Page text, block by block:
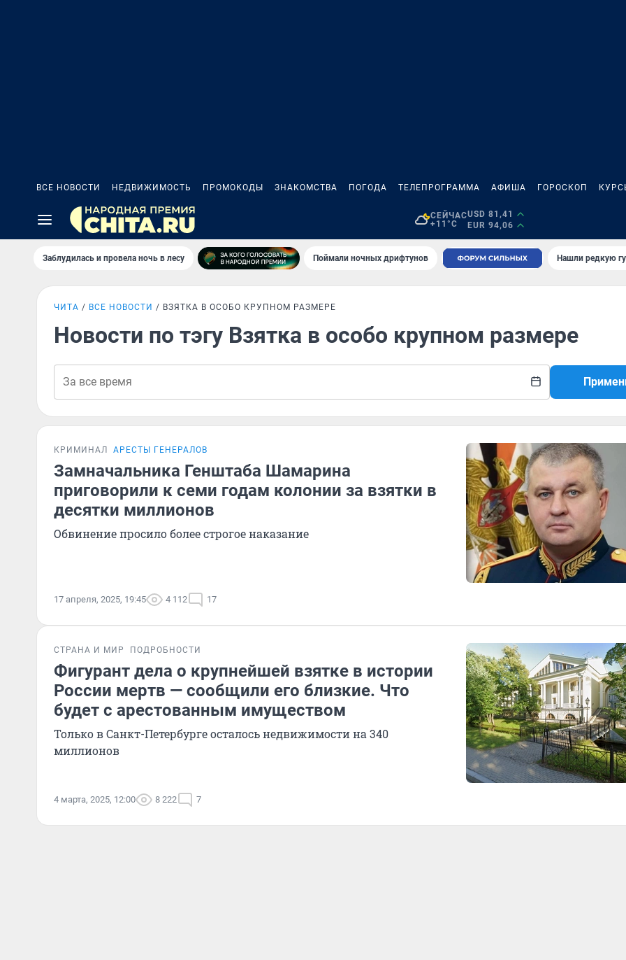
ВСЕ НОВОСТИ НЕДВИЖИМОСТЬ ПРОМОКОДЫ ЗНАКОМСТВА ПОГОДА ТЕЛЕПРОГРАММА АФИША ГОРОСКОП
СЕЙЧАС
+11°C
USD 81,41
EUR 94,06
Заблудилась и провела ночь в лесу Поймали ночных дрифтунов Нашли редкую
ЧИТА ВСЕ НОВОСТИ ВЗЯТКА В ОСОБО КРУПНОМ РАЗМЕРЕ
Новости по тэгу Взятка в особо крупном размере
КРИМИНАЛ АРЕСТЫ ГЕНЕРАЛОВ
Замначальника Генштаба Шамарина
приговорили к семи годам колонии за взятки в
десятки миллионов
Обвинение просило более строгое наказание
17 апреля, 2025, 19:45 4 112 17
СТРАНА И МИР ПОДРОБНОСТИ
Фигурант дела о крупнейшей взятке в истории
России мертв — сообщили его близкие. Что
будет с арестованным имуществом
Только в Санкт-Петербурге осталось недвижимости на 340
миллионов
4 марта, 2025, 12:00 8 222 7